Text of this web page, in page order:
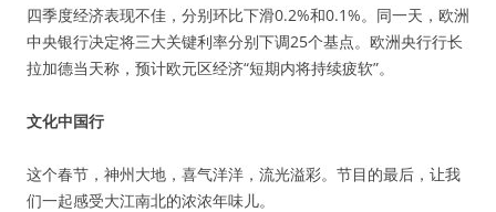
四季度经济表现不佳，分别环比下滑0.2%和0.1%。同一天，欧洲
中央银行决定将三大关键利率分别下调25个基点。欧洲央行行长
拉加德当天称，预计欧元区经济“短期内将持续疲软”。
文化中国行
这个春节，神州大地，喜气洋洋，流光溢彩。节目的最后，让我
们一起感受大江南北的浓浓年味儿。